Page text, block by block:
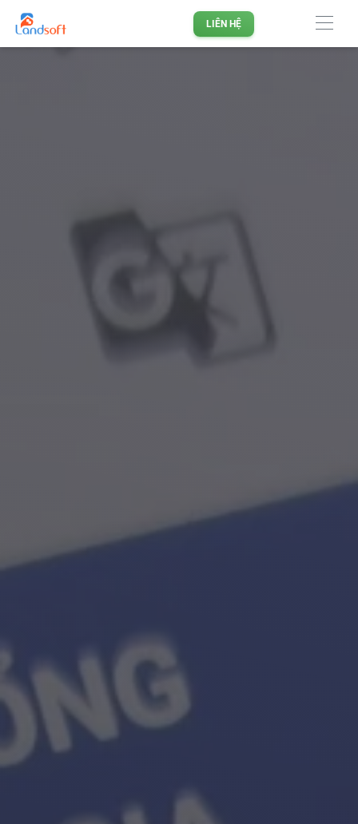
Phần mềm quản lý doanh nghiệp Bất động sản hàng đầu
Việt Nam
LIÊN HỆ